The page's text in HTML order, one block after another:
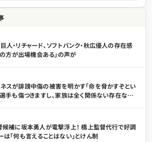
人・リチャード、ソフトバンク・秋広優人の存在感
方が出場機会ある」の声が
スが誹謗中傷の被害を明かす「命を脅かすぞとい
選手も傷つきますし、家族は全く関係ない存在なの
候補に坂本勇人が電撃浮上！ 橋上監督代行で好調
は「何も言えることはない」とけん制